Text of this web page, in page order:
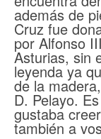
además de
Cruz fue
por Alfonso
Asturias, sin
leyenda ya
de la
D. Pelayo.
gustaba
también a